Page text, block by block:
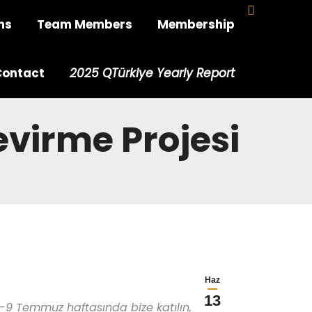
Team Members Membership
2025 QTürkiye Yearly Report
Projesi
Haz
13
haftasında bize katılın,